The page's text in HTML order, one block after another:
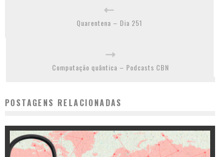
Quarentena – Dia 251
Computação quântica – Podcasts CBN
POSTAGENS RELACIONADAS